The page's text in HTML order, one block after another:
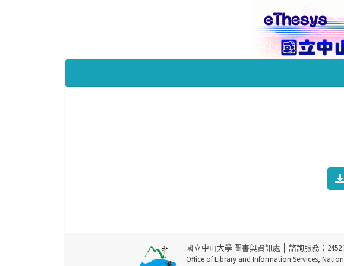
國立中山大學 圖書與資訊處 │ 諮詢服務：
Office of Library and Information Services,